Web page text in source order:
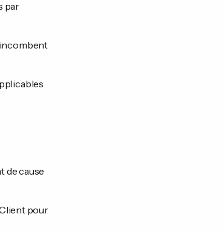
par
de cause
pour